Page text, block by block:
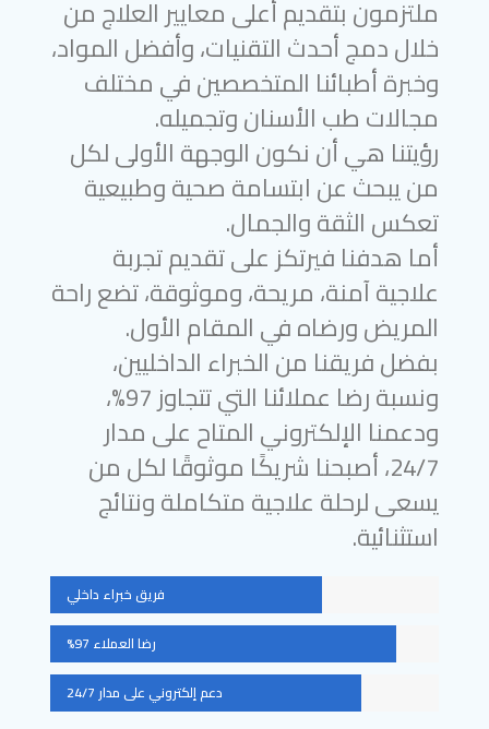
ملتزمون بتقديم أعلى معايير العلاج من
خلال دمج أحدث التقنيات، وأفضل المواد،
وخبرة أطبائنا المتخصصين في مختلف
مجالات طب الأسنان وتجميله.
رؤيتنا هي أن نكون الوجهة الأولى لكل
من يبحث عن ابتسامة صحية وطبيعية
تعكس الثقة والجمال.
أما هدفنا فيرتكز على تقديم تجربة
علاجية آمنة، مريحة، وموثوقة، تضع راحة
المريض ورضاه في المقام الأول.
بفضل فريقنا من الخبراء الداخليين،
ونسبة رضا عملائنا التي تتجاوز 97%،
ودعمنا الإلكتروني المتاح على مدار
24/7، أصبحنا شريكًا موثوقًا لكل من
يسعى لرحلة علاجية متكاملة ونتائج
استثنائية.
فريق خبراء داخلي
رضا العملاء 97%
دعم إلكتروني على مدار 24/7